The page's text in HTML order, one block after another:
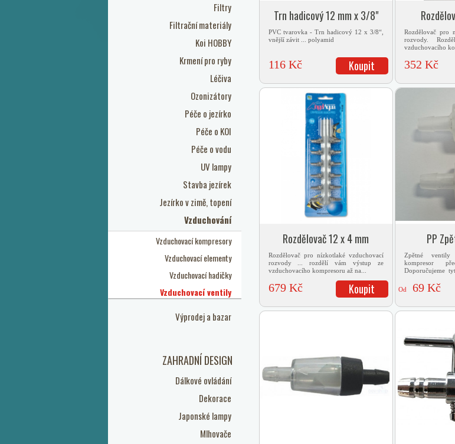
Filtry
Filtrační materiály
Koi HOBBY
Krmení pro ryby
Léčiva
Ozonizátory
Péče o jezírko
Péče o KOI
Péče o vodu
UV lampy
Stavba jezírek
Jezírko v zimě, topení
Vzduchování
Vzduchovací kompresory
Vzduchovací elementy
Vzduchovací hadičky
Vzduchovací ventily
Výprodej a bazar
ZAHRADNÍ DESIGN
Dálkové ovládání
Dekorace
Japonské lampy
Mlhovače
Trn hadicový 12 mm x 3/8"
PVC tvarovka - Trn hadicový 12 x 3/8“,
vnější závit ... polyamid
116 Kč Koupit
Rozdělovač pro
rozvody.
vzduchovacího
352 Kč
Rozdělovač 12 x 4 mm
Rozdělovač pro nízkotlaké vzduchovací
rozvody ... rozdělí vám výstup ze
vzduchovacího kompresoru až na...
679 Kč Koupit
PP
Zpětné ventily
kompresor
Doporučujeme
Od
69 Kč